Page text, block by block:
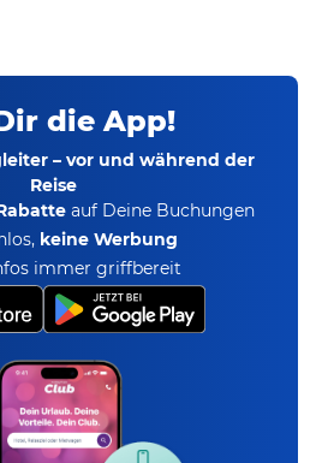
die App!
– vor und während der
Reise
auf Deine Buchungen
keine Werbung
immer griffbereit